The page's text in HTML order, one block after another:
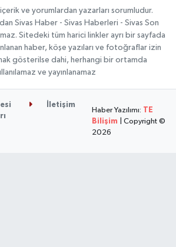
ve yorumlardan yazarları sorumludur.
Sivas Haber - Sivas Haberleri - Sivas Son
Sitedeki tüm harici linkler ayrı bir sayfada
haber, köşe yazıları ve fotoğraflar izin
gösterilse dahi, herhangi bir ortamda
ve yayınlanamaz
İletişim
Haber Yazılımı: TE
Bilişim | Copyright ©
2026